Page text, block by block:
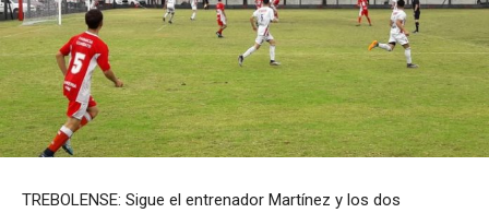
TREBOLENSE: Sigue el entrenador Martínez y los dos